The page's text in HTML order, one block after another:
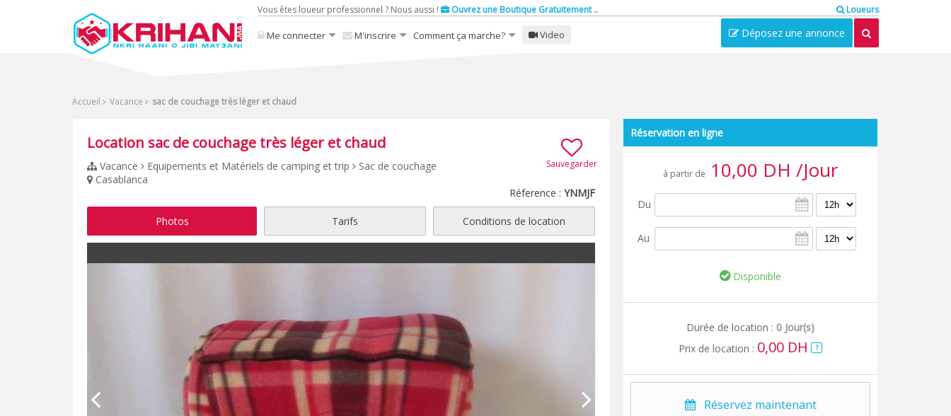
Vous êtes loueur professionnel ? Nous aussi ! Ouvrez une Boutique Gratuitement .. Loueurs
Me connecter M'inscrire Comment ça marche? Video Déposez une annonce
Accueil Vacance sac de couchage très léger et chaud
Sauvegarder
Location sac de couchage très léger et chaud
Vacance Equipements et Matériels de camping et trip Sac de couchage
Casablanca
Réference :YNMJF
Photos Tarifs Conditions de location
Réservation en ligne
à partir de 10,00 DH /Jour
Du
Au
Disponible
Durée de location : 0 Jour(s)
Prix de location : 0,00 DH ?
Réservez maintenant